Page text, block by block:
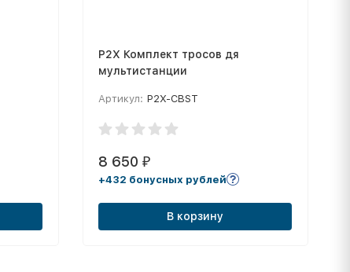
P2X Комплект тросов дя
мультистанции
Артикул: P2X-CBST
8 650 ₽
+432 бонусных рублей
В корзину